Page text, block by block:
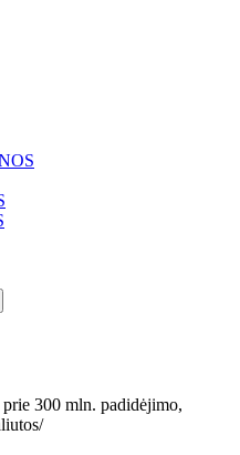
300 mln. padidėjimo,